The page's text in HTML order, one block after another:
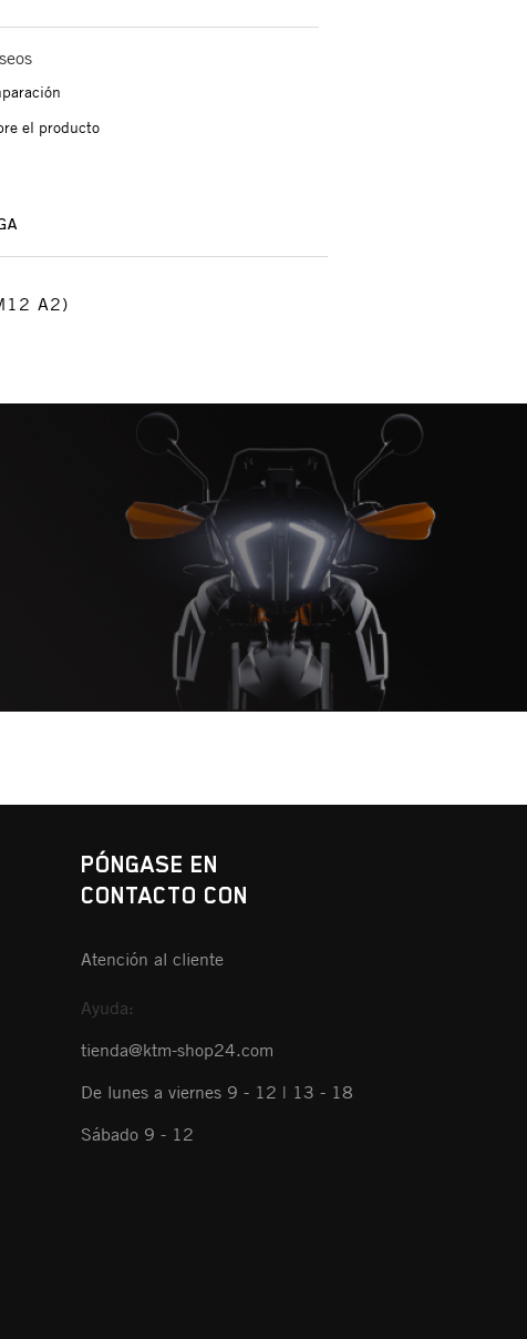
el producto
A2)
PÓNGASE EN
CONTACTO CON
Atención al cliente
Ayuda:
tienda@ktm-shop24.com
De lunes a viernes 9 - 12 | 13 - 18
Sábado 9 - 12